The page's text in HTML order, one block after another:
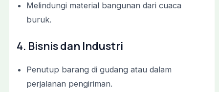
Melindungi material bangunan dari cuaca
buruk.
4. Bisnis dan Industri
Penutup barang di gudang atau dalam
perjalanan pengiriman.